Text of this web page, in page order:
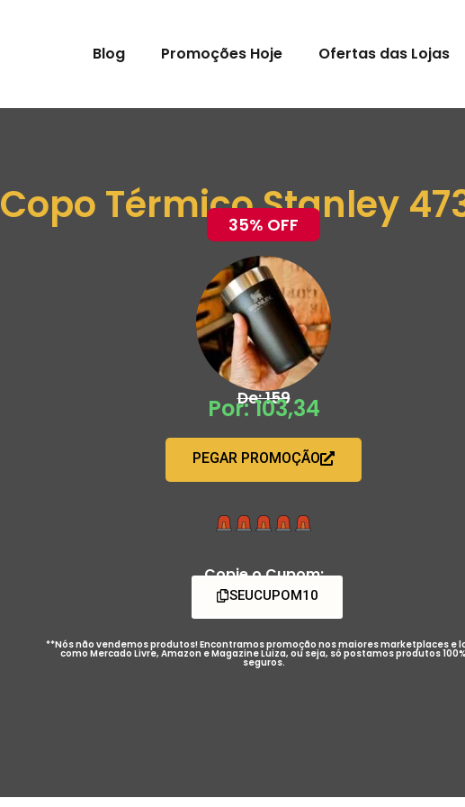
Blog Promoções Hoje Ofertas das Lojas
Copo Térmico Stanley
35% OFF
De: 159
Por: 103,34
PEGAR PROMOÇÃO
Copie o Cupom:
SEUCUPOM10
**Nós não vendemos produtos! Encontramos promoção nos maiores marketplaces e
como Mercado Livre, Amazon e Magazine Luiza, ou seja, só postamos produtos 100%
seguros.